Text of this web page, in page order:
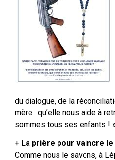
du dialogue, de la
mère : qu’elle nous aide à
sommes tous ses enfants ! »
+ La prière pour vaincre le
Comme nous le savons, à